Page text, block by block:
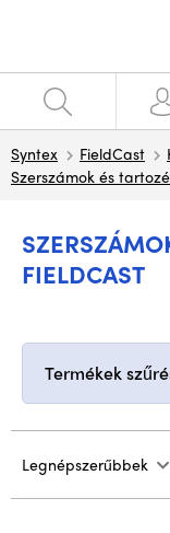
Syntex FieldCast
Szerszámok és
FIELDCAST
Termékek
Legnépszerűbbek